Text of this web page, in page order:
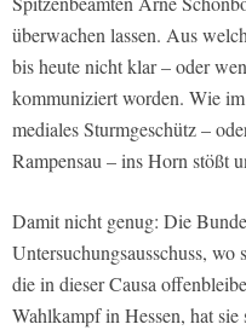
überwachen lassen. Aus
bis heute nicht klar – oder
kommuniziert worden. Wie
mediales Sturmgeschütz –
Rampensau – ins Horn stößt
Damit nicht genug: Die
Untersuchungsausschuss, wo
die in dieser Causa
Wahlkampf in Hessen, hat